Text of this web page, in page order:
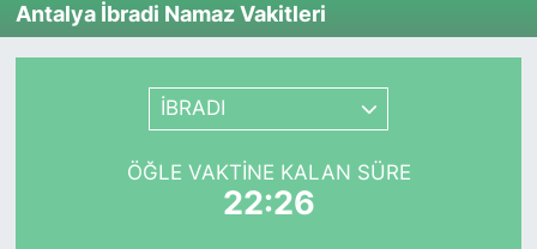
Antalya İbradi Namaz Vakitleri
İBRADI
ÖĞLE VAKTINE KALAN SÜRE
22:26
Futbol
Basketbol
Bursa Hava Durumu
Bursa Namaz Vakitleri
TFF 2.Lig Kırmızı Grup Puan Durumu ve Fikstür